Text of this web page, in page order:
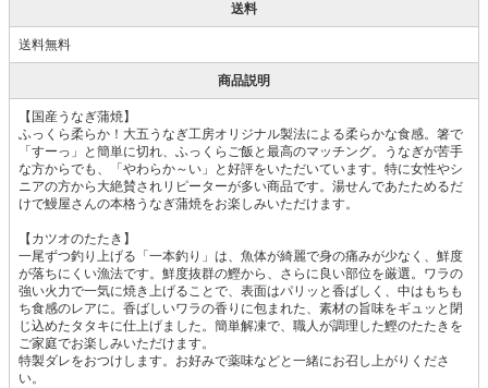
送料
送料無料
商品説明
【国産うなぎ蒲焼】
ふっくら柔らか！大五うなぎ工房オリジナル製法による柔らかな食感。箸で
「すーっ」と簡単に切れ、ふっくらご飯と最高のマッチング。うなぎが苦手
な方からでも、「やわらか～い」と好評をいただいています。特に女性やシ
ニアの方から大絶賛されリピーターが多い商品です。湯せんであたためるだ
けで鰻屋さんの本格うなぎ蒲焼をお楽しみいただけます。
【カツオのたたき】
一尾ずつ釣り上げる「一本釣り」は、魚体が綺麗で身の痛みが少なく、鮮度
が落ちにくい漁法です。鮮度抜群の鰹から、さらに良い部位を厳選。ワラの
強い火力で一気に焼き上げることで、表面はパリッと香ばしく、中はもちも
ち食感のレアに。香ばしいワラの香りに包まれた、素材の旨味をギュッと閉
じ込めたタタキに仕上げました。簡単解凍で、職人が調理した鰹のたたきを
ご家庭でお楽しみいただけます。
特製ダレをおつけします。お好みで薬味などと一緒にお召し上がりくださ
い。